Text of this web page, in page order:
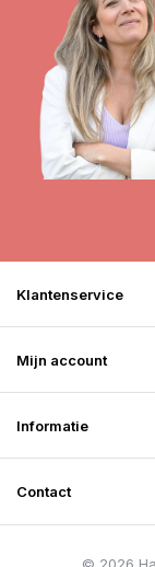
Klantenservice
Mijn account
Informatie
Contact